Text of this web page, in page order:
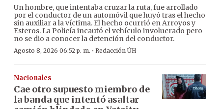
Un hombre, que intentaba cruzar la ruta, fue arrollado
por el conductor de un automóvil que huyó tras el hecho
sin auxiliar a la víctima. El hecho ocurrió en Arroyos y
Esteros. La Policía incautó el vehículo involucrado pero
no se dio a conocer la detención del conductor.
Agosto 8, 2026 06:52 p. m. · Redacción ÚH
Nacionales
Cae otro supuesto miembro de
la banda que intentó asaltar